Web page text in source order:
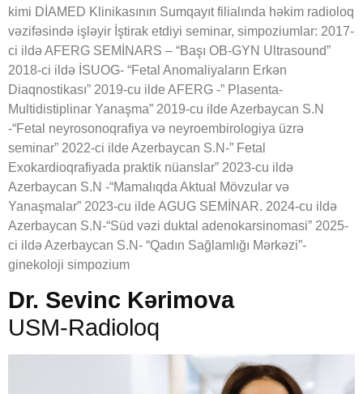
kimi DİAMED Klinikasının Sumqayıt filialında həkim radioloq
vəzifəsində işləyir İştirak etdiyi seminar, simpoziumlar: 2017-
ci ildə AFERG SEMİNARS – “Başı OB-GYN Ultrasound”
2018-ci ildə İSUOG- “Fetal Anomaliyaların Erkən
Diaqnostikası” 2019-cu ilde AFERG -” Plasenta-
Multidistiplinar Yanaşma” 2019-cu ilde Azerbaycan S.N
-“Fetal neyrosonoqrafiya və neyroembirologiya üzrə
seminar” 2022-ci ilde Azerbaycan S.N-” Fetal
Exokardioqrafiyada praktik nüanslar” 2023-cu ildə
Azerbaycan S.N -“Mamalıqda Aktual Mövzular və
Yanaşmalar” 2023-cu ilde AGUG SEMİNAR. 2024-cu ildə
Azerbaycan S.N-“Süd vəzi duktal adenokarsinomasi” 2025-
ci ildə Azerbaycan S.N- “Qadın Sağlamlığı Mərkəzi”-
ginekoloji simpozium
Dr. Sevinc Kərimova
USM-Radioloq